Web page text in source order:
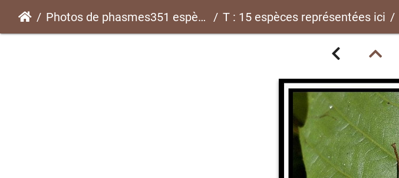
Photos de phasmes351 espèces T : 15 espèces représentées ici